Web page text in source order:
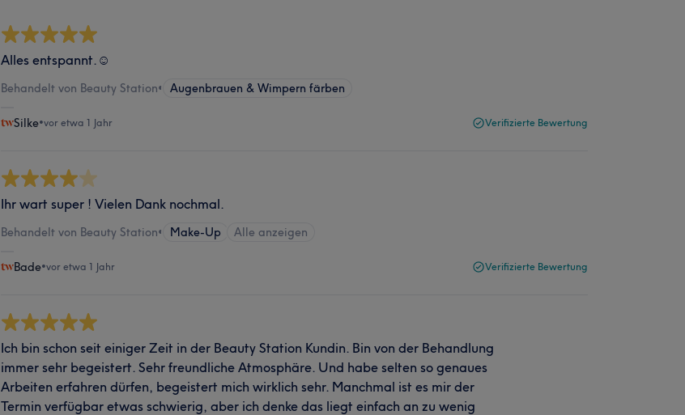
Alles entspannt.☺️
Behandelt von Beauty Station• Augenbrauen & Wimpern färben
Silke•vor etwa 1 Jahr Verifizierte Bewertung
Ihr wart super ! Vielen Dank nochmal.
Behandelt von Beauty Station• Make-Up Alle anzeigen
Bade•vor etwa 1 Jahr Verifizierte Bewertung
Ich bin schon seit einiger Zeit in der Beauty Station Kundin. Bin von der Behandlung
immer sehr begeistert. Sehr freundliche Atmosphäre. Und habe selten so genaues
Arbeiten erfahren dürfen, begeistert mich wirklich sehr. Manchmal ist es mir der
Termin verfügbar etwas schwierig, aber ich denke das liegt einfach an zu wenig